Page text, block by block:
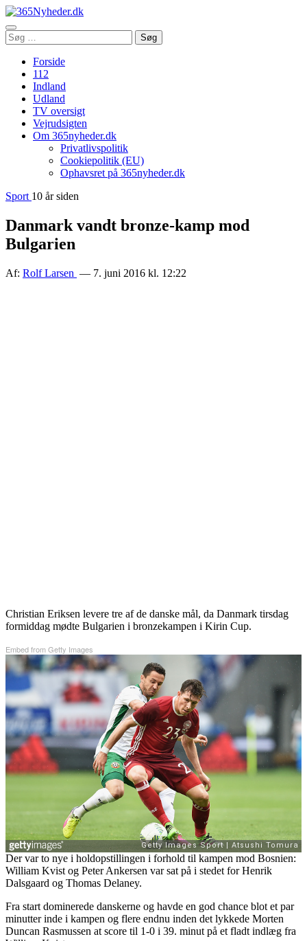
Åbn
menu
Søg
efter:
Søg
Forside
112
Indland
Udland
TV oversigt
Vejrudsigten
Om 365nyheder.dk
Privatlivspolitik
Cookiepolitik (EU)
Ophavsret på 365nyheder.dk
Sport 10 år siden
Danmark vandt bronze-kamp mod
Bulgarien
Af: Rolf Larsen — 7. juni 2016 kl. 12:22
Christian Eriksen levere tre af de danske mål, da Danmark tirsdag
formiddag mødte Bulgarien i bronzekampen i Kirin Cup.
Embed from Getty Images
Der var to nye i holdopstillingen i forhold til kampen mod Bosnien:
William Kvist og Peter Ankersen var sat på i stedet for Henrik
Dalsgaard og Thomas Delaney.
Fra start dominerede danskerne og havde en god chance blot et par
minutter inde i kampen og flere endnu inden det lykkede Morten
Duncan Rasmussen at score til 1-0 i 39. minut på et fladt indlæg fra